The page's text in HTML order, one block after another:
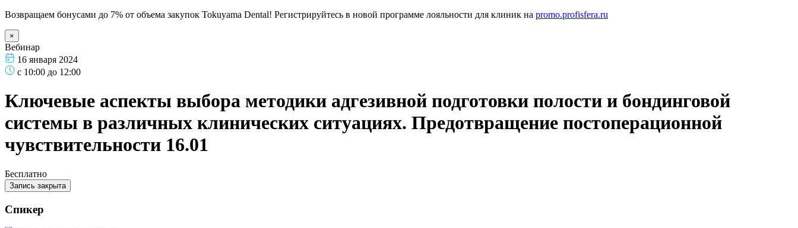
Возвращаем бонусами до 7% от объема закупок Tokuyama Dental! Регистрируйтесь в новой программе лояльности для клиник на promo.profisfera.ru
×
Вебинар
16 января 2024
с 10:00 до 12:00
Ключевые аспекты выбора методики адгезивной подготовки полости и бондинговой
системы в различных клинических ситуациях. Предотвращение постоперационной
чувствительности 16.01
Бесплатно
Запись закрыта
Спикер